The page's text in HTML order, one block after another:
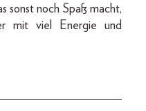
sonst noch Spaß macht,
mit viel Energie und